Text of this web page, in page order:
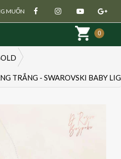
MUỐN
0
TRẮNG - SWAROVSKI BABY